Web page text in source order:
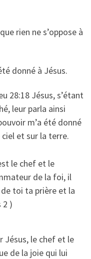
rien ne s’oppose à
donné à Jésus.
28:18 Jésus, s’étant
leur parla ainsi
m’a été donné
ciel et sur la terre.
le chef et le
de la foi, il
toi ta prière et la
2 )
Jésus, le chef et le
de la joie qui lui